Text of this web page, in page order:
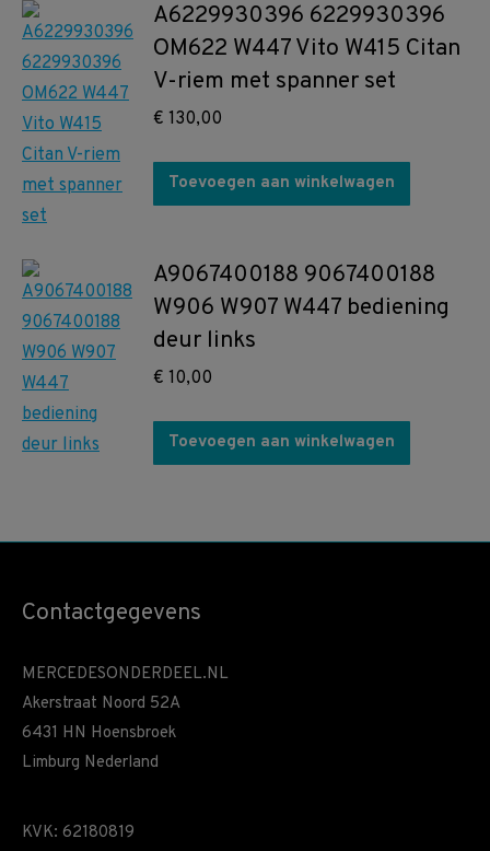
A6229930396 6229930396
OM622 W447 Vito W415 Citan
V-riem met spanner set
€ 130,00
Toevoegen aan winkelwagen
A9067400188 9067400188
W906 W907 W447 bediening
deur links
€ 10,00
Toevoegen aan winkelwagen
Contactgegevens
MERCEDESONDERDEEL.NL
Akerstraat Noord 52A
6431 HN Hoensbroek
Limburg Nederland
KVK: 62180819